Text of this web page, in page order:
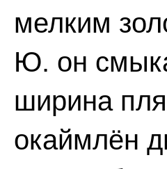
мелким
Ю. он
ширина
окаймлён